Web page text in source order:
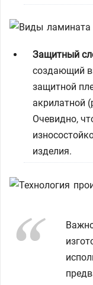
Защитный
создающий
защитной
акрилатной
Очевидно,
изделия.